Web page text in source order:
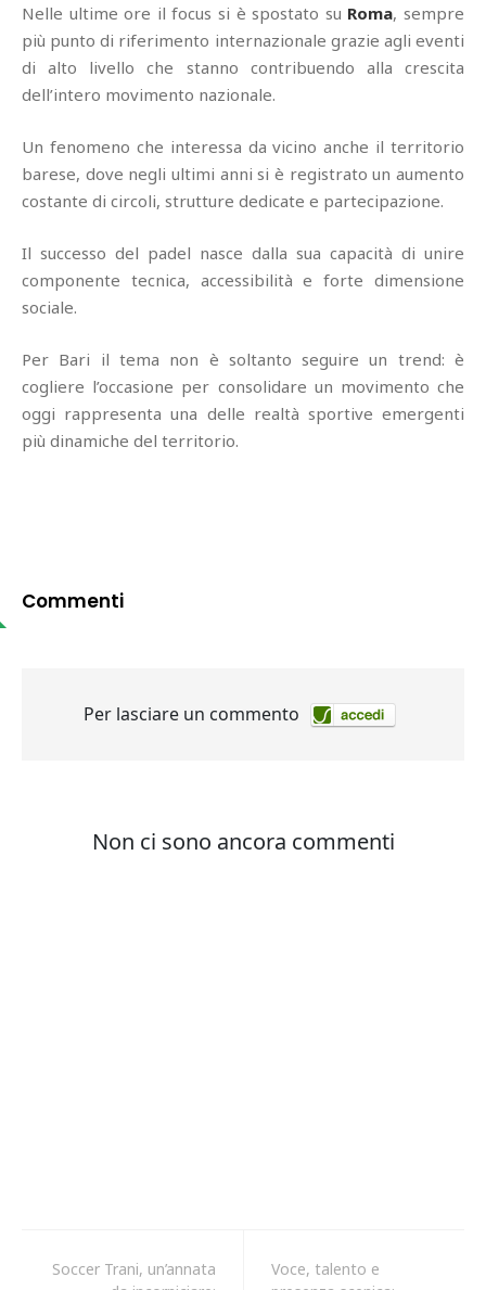
Nelle ultime ore il focus si è spostato su Roma, sempre
più punto di riferimento internazionale grazie agli eventi
di alto livello che stanno contribuendo alla crescita
dell’intero movimento nazionale.
Un fenomeno che interessa da vicino anche il territorio
barese, dove negli ultimi anni si è registrato un aumento
costante di circoli, strutture dedicate e partecipazione.
Il successo del padel nasce dalla sua capacità di unire
componente tecnica, accessibilità e forte dimensione
sociale.
Per Bari il tema non è soltanto seguire un trend: è
cogliere l’occasione per consolidare un movimento che
oggi rappresenta una delle realtà sportive emergenti
più dinamiche del territorio.
Commenti
Soccer Trani, un’annata
Voce, talento e